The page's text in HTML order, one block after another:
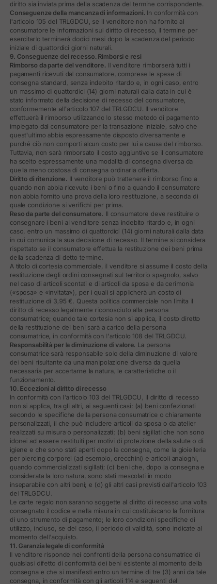
diritto sia inviata prima della scadenza del termine corrispondente.
Conseguenze della mancanza di informazioni. In conformità con
l'articolo 105 del TRLGDCU, se il venditore non ha fornito al
consumatore le informazioni sul diritto di recesso, il termine per
esercitarlo terminerà dodici mesi dopo la scadenza del periodo
iniziale di quattordici giorni naturali.
9. Conseguenze del recesso. Rimborsi e resi
Rimborso da parte del venditore. Il venditore rimborserà tutti i
pagamenti ricevuti dal consumatore, comprese le spese di
consegna standard, senza indebito ritardo e, in ogni caso, entro
un massimo di quattordici (14) giorni naturali dalla data in cui è
stato informato della decisione di recesso del consumatore,
conformemente all'articolo 107 del TRLGDCU. Il venditore
effettuerà il rimborso utilizzando lo stesso metodo di pagamento
impiegato dal consumatore per la transazione iniziale, salvo che
quest'ultimo abbia espressamente disposto diversamente e
purché ciò non comporti alcun costo per lui a causa del rimborso.
Tuttavia, non sarà rimborsato il costo aggiuntivo se il consumatore
ha scelto espressamente una modalità di consegna diversa da
quella meno costosa di consegna ordinaria offerta.
Diritto di ritenzione. Il venditore può trattenere il rimborso fino a
quando non abbia ricevuto i beni o fino a quando il consumatore
non abbia fornito una prova della loro restituzione, a seconda di
quale condizione si verifichi per prima.
Reso da parte del consumatore. Il consumatore deve restituire o
consegnare i beni al venditore senza indebito ritardo e, in ogni
caso, entro un massimo di quattordici (14) giorni naturali dalla data
in cui comunica la sua decisione di recesso. Il termine si considera
rispettato se il consumatore effettua la restituzione dei beni prima
della scadenza di detto termine.
A titolo di cortesia commerciale, il venditore si assume il costo della
restituzione degli ordini consegnati sul territorio spagnolo, salvo
nel caso di articoli scontati e di articoli da sposa e da cerimonia
(«sposa» e «invitata»), per i quali si applicherà un costo di
restituzione di 3,95 €. Questa politica commerciale non limita il
diritto di recesso legalmente riconosciuto alla persona
consumatrice; quando tale cortesia non si applica, il costo diretto
della restituzione dei beni sarà a carico della persona
consumatrice, in conformità con l'articolo 108 del TRLGDCU.
Responsabilità per la diminuzione di valore. La persona
consumatrice sarà responsabile solo della diminuzione di valore
dei beni risultante da una manipolazione diversa da quella
necessaria per accertarne la natura, le caratteristiche o il
funzionamento.
10. Eccezioni al diritto di recesso
In conformità con l'articolo 103 del TRLGDCU, il diritto di recesso
non si applica, tra gli altri, ai seguenti casi: (a) beni confezionati
secondo le specifiche della persona consumatrice o chiaramente
personalizzati, il che può includere articoli da sposa o da atelier
realizzati su misura o personalizzati; (b) beni sigillati che non sono
idonei ad essere restituiti per motivi di protezione della salute o di
igiene e che sono stati aperti dopo la consegna, come la gioielleria
per piercing corporei (ad esempio, orecchini) e articoli analoghi,
quando commercializzati sigillati; (c) beni che, dopo la consegna e
considerata la loro natura, sono stati mescolati in modo
inseparabile con altri beni; e (d) gli altri casi previsti dall'articolo 103
del TRLGDCU.
Le carte regalo non saranno soggette al diritto di recesso una volta
consegnato il codice e nella misura in cui costituiscano la fornitura
di uno strumento di pagamento; le loro condizioni specifiche di
utilizzo, incluso, se del caso, il periodo di validità, sono indicate al
momento dell'acquisto.
11. Garanzia legale di conformità
Il venditore risponde nei confronti della persona consumatrice di
qualsiasi difetto di conformità dei beni esistente al momento della
consegna e che si manifesti entro un termine di tre (3) anni da tale
consegna, in conformità con gli articoli 114 e seguenti del